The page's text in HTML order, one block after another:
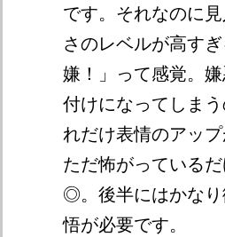
です。それなのに
さのレベルが高す
嫌！」って感覚。
付けになってしま
れだけ表情のアッ
ただ怖がっている
◎。後半にはかなり
悟が必要です。